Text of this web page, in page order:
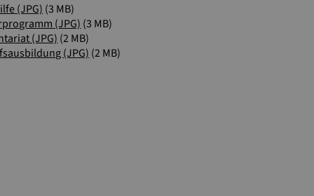
(JPG) (3 MB)
(JPG) (3 MB)
(JPG) (2 MB)
(JPG) (2 MB)